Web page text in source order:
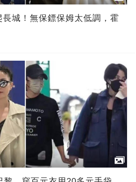
城！無保鏢保姆太低調，霍